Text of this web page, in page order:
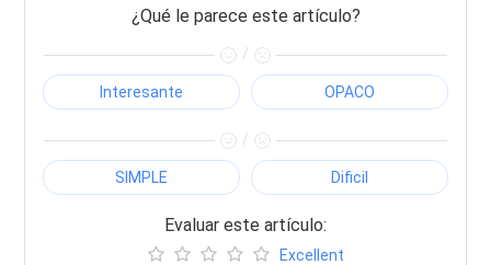
¿Qué le parece este artículo?
/
Interesante OPACO
/
SIMPLE Dificil
Evaluar este artículo:
Excellent